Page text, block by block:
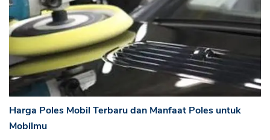
Harga Poles Mobil Terbaru dan Manfaat Poles untuk
Mobilmu